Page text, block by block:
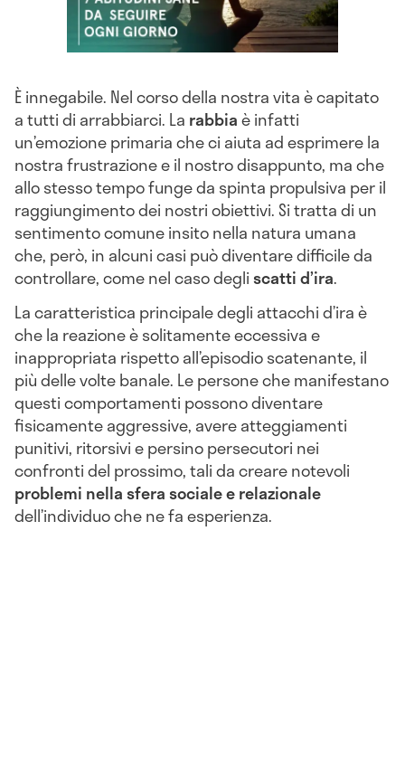
È innegabile. Nel corso della nostra vita è capitato
a tutti di arrabbiarci. La rabbiaè infatti
un’emozione primaria che ci aiuta ad esprimere la
nostra frustrazione e il nostro disappunto, ma che
allo stesso tempo funge da spinta propulsiva per il
raggiungimento dei nostri obiettivi. Si tratta di un
sentimento comune insito nella natura umana
che, però, in alcuni casi può diventare difficile da
controllare, come nel caso degliscatti d’ira.
La caratteristica principale degli attacchi d’ira è
che la reazione è solitamente eccessiva e
inappropriata rispetto all’episodio scatenante, il
più delle volte banale. Le persone che manifestano
questi comportamenti possono diventare
fisicamente aggressive, avere atteggiamenti
punitivi, ritorsivi e persino persecutori nei
confronti del prossimo, tali da creare notevoli
problemi nella sfera sociale e relazionale
dell’individuo che ne fa esperienza.